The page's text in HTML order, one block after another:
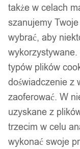
Akcesoria
Psy i koty
Kuchnia
Łazienka
Dekoracje i
Drukarki do
Strona główna/
Kojce
także w celach
szanujemy
wybrać, aby
typów plików
doświadczenie z
zaoferować. W
uzyskane z
trzecim w celu
wykonać swoje